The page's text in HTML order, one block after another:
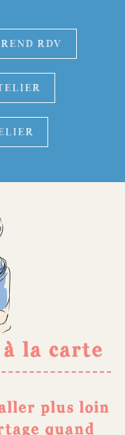
RDV
la carte
plus loin
quand